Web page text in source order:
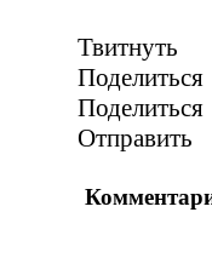
Твитнуть
Поделиться
Поделиться
Отправить